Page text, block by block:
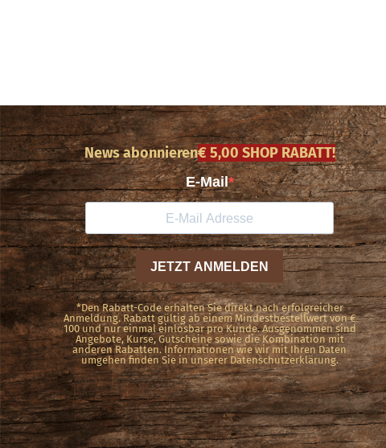
News abonnieren€ 5,00 SHOP RABATT!
*Den Rabatt-Code erhalten Sie direkt nach erfolgreicher
Anmeldung. Rabatt gültig ab einem Mindestbestellwert von €
100 und nur einmal einlösbar pro Kunde. Ausgenommen sind
Angebote, Kurse, Gutscheine sowie die Kombination mit
anderen Rabatten. Informationen wie wir mit Ihren Daten
umgehen finden Sie in unserer Datenschutzerklärung.